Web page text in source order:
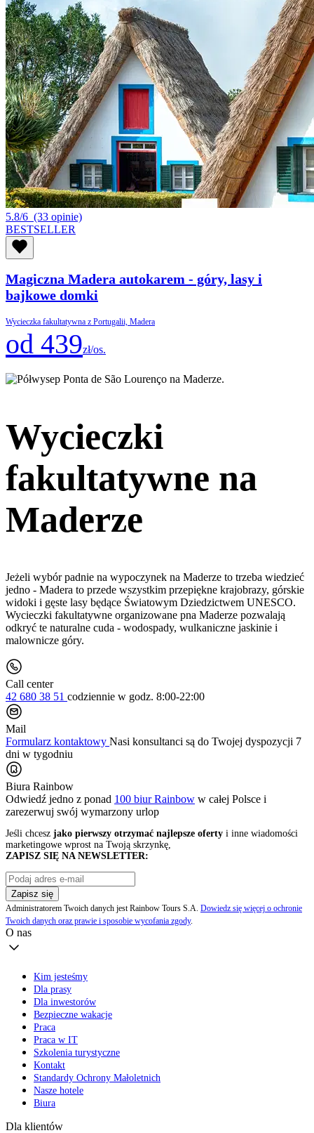
5.8/6 (33 opinie)
BESTSELLER
Magiczna Madera autokarem - góry, lasy i
bajkowe domki
Wycieczka fakultatywna z Portugalii, Madera
od 439zł/os.
Wycieczki
fakultatywne na
Maderze
Jeżeli wybór padnie na wypoczynek na Maderze to trzeba wiedzieć
jedno - Madera to przede wszystkim przepiękne krajobrazy, górskie
widoki i gęste lasy będące Światowym Dziedzictwem UNESCO.
Wycieczki fakultatywne organizowane pna Maderze pozwalają
odkryć te naturalne cuda - wodospady, wulkaniczne jaskinie i
malownicze góry.
Call center
42 680 38 51 codziennie w godz. 8:00-22:00
Mail
Formularz kontaktowy Nasi konsultanci są do Twojej dyspozycji 7
dni w tygodniu
Biura Rainbow
Odwiedź jedno z ponad 100 biur Rainbow w całej Polsce i
zarezerwuj swój wymarzony urlop
Jeśli chcesz jako pierwszy otrzymać najlepsze oferty i inne wiadomości
marketingowe wprost na Twoją skrzynkę,
ZAPISZ SIĘ NA NEWSLETTER:
Zapisz się
Administratorem Twoich danych jest Rainbow Tours S.A. Dowiedz się więcej o ochronie
Twoich danych oraz prawie i sposobie wycofania zgody.
O nas
Kim jesteśmy
Dla prasy
Dla inwestorów
Bezpieczne wakacje
Praca
Praca w IT
Szkolenia turystyczne
Kontakt
Standardy Ochrony Małoletnich
Nasze hotele
Biura
Dla klientów